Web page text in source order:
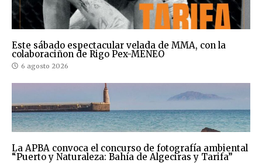
Este sábado espectacular velada de MMA, con la
colaboraciñon de Rigo Pex-MENEO
6 agosto 2026
La APBA convoca el concurso de fotografía ambiental
“Puerto y Naturaleza: Bahía de Algeciras y Tarifa”